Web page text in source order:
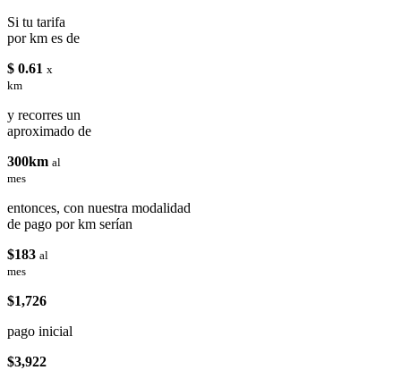
Si tu tarifa
por km es de
$ 0.61 x
km
y recorres un
aproximado de
300km al
mes
entonces, con nuestra modalidad
de pago por km serían
$183 al
mes
$1,726
pago inicial
$3,922